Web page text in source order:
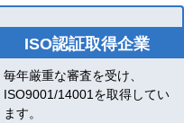
ISO認証取得企業
毎年厳重な審査を受け、
ISO9001/14001を取得してい
ます。